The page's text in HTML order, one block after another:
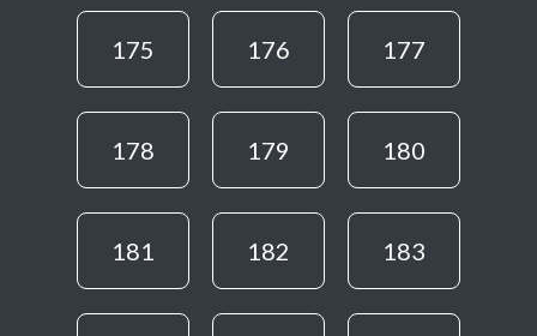
175 176 177
178 179 180
181 182 183